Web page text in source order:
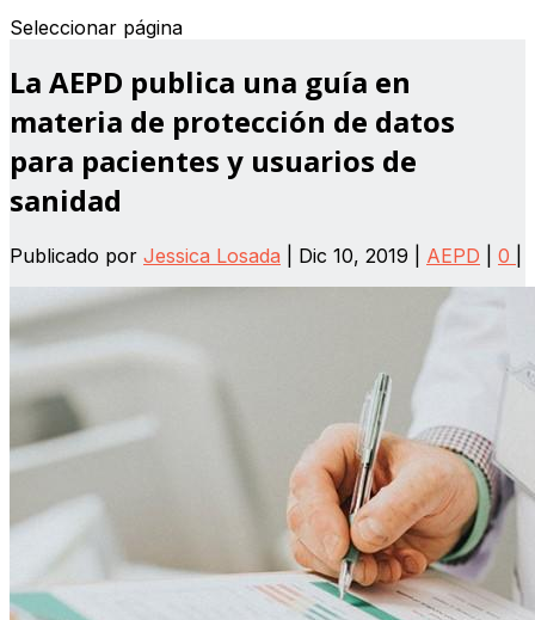
Seleccionar página
La AEPD publica una guía en
materia de protección de datos
para pacientes y usuarios de
sanidad
Publicado por Jessica Losada Dic 10, 2019 AEPD 0